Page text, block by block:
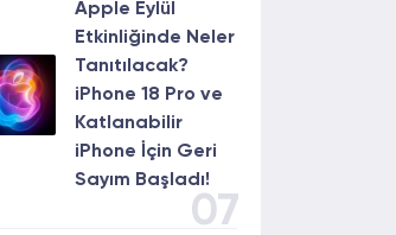
Apple Eylül
Etkinliğinde Neler
Tanıtılacak?
iPhone 18 Pro ve
Katlanabilir
iPhone İçin Geri
Sayım Başladı!
07